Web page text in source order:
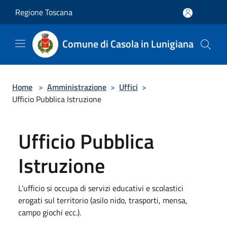
Regione Toscana
Comune di Casola in Lunigiana
Home > Amministrazione > Uffici >
Ufficio Pubblica Istruzione
Ufficio Pubblica
Istruzione
L’ufficio si occupa di servizi educativi e scolastici
erogati sul territorio (asilo nido, trasporti, mensa,
campo giochi ecc.).